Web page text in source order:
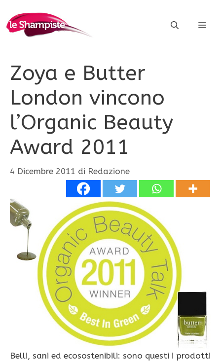
contenuto
Zoya e Butter
London vincono
l’Organic Beauty
Award 2011
4 Dicembre 2011 di Redazione
Belli, sani ed ecosostenibili: sono questi i prodotti